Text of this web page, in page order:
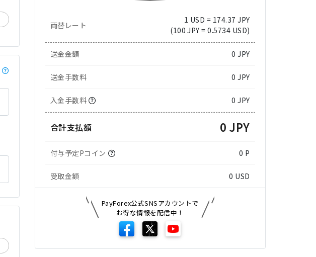
両替レート
1 USD = 174.37 JPY
(100 JPY = 0.5734 USD)
送金金額 0 JPY
送金手数料 0 JPY
入金手数料 0 JPY
合計支払額 0 JPY
付与予定Pコイン 0 P
受取金額 0 USD
PayForex公式SNSアカウントで
お得な情報を配信中！